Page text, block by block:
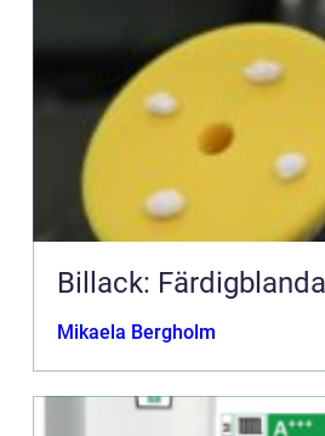
Billack:
Mikaela Bergholm